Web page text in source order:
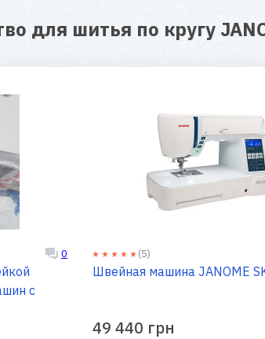
для шитья по кругу
0 (5)
Швейная машина
49 440 грн